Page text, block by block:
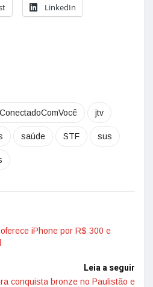
LinkedIn
ConectadoComVocê jtv
saúde STF sus
iPhone por R$ 300 e
Leia a seguir
conquista bronze no Paulistão e